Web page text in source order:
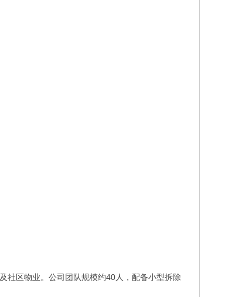
社区物业。公司团队规模约40人，配备小型拆除